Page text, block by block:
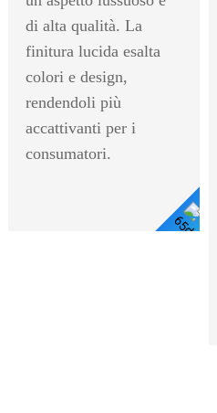
di alta qualità. La
finitura lucida esalta
colori e design,
rendendoli più
accattivanti per i
consumatori.